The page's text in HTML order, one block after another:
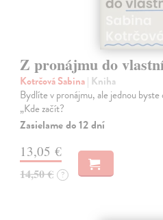
Z pronájmu do
Kotrčová Sabina| Kniha
Bydlíte v pronájmu, ale jednou
„Kde začít?
Zasielame do 12 dní
13,05 €
14,50 € ?